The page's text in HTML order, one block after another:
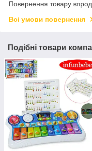
Повернення товару
Всі умови повернення
Подібні товари